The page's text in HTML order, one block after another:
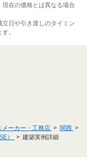
現在の価格とは異なる場合
立日や引き渡しのタイミン
。
ーカー・工務店
関西
） 建築実例詳細